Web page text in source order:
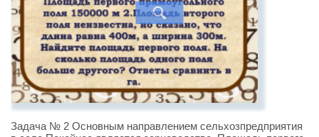
Задача № 2 Основным направлением сельхозпредприятия